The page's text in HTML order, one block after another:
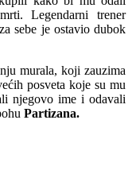
Legendarni trener
sebe je ostavio dubok
murala, koji zauzima
posveta koje su mu
njegovo ime i odavali
Partizana.